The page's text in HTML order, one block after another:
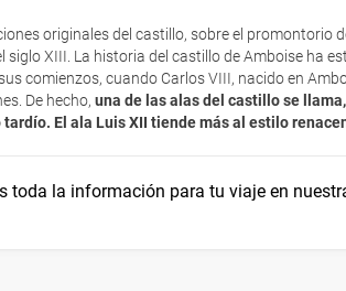
originales del castillo, sobre el promontorio
siglo XIII. La historia del castillo de Amboise ha
comienzos, cuando Carlos VIII, nacido en
De hecho, una de las alas del castillo se
El ala Luis XII tiende más al estilo
toda la información para tu viaje en
documentación de tu reserva alrededor de 10
contigo en el viaje.
te será requerida en el mostrador de la
la salida.